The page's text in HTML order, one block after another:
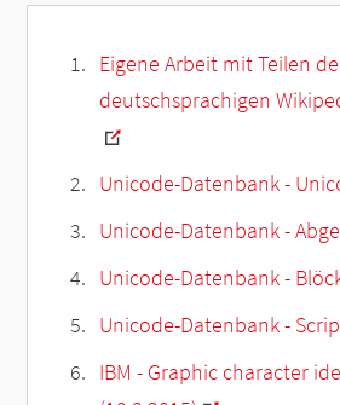
Eigene Arbeit mit Teilen
deutschsprachigen
Unicode-Datenbank -
Unicode-Datenbank -
Unicode-Datenbank -
Unicode-Datenbank -
IBM - Graphic character